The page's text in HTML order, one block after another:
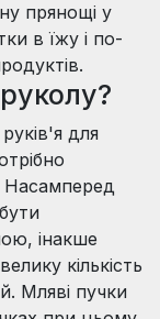
прянощі у
в їжу і по-
для
Насамперед
інакше
кількість
Мляві пучки